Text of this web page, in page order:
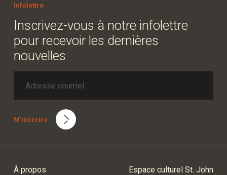
Infolettre
Inscrivez-vous à notre infolettre
pour recevoir les dernières
nouvelles
M'inscrire
À propos
Espace culturel St. John